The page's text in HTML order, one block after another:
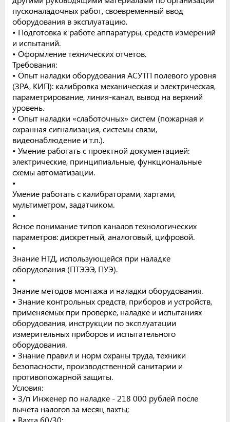
пусконаладочных работ, своевременный ввод
оборудования в эксплуатацию.
• Подготовка к работе аппаратуры, средств измерений
и испытаний.
• Оформление технических отчетов.
Требования:
• Опыт наладки оборудования АСУТП полевого уровня
(ЗРА, КИП): калибровка механическая и электрическая,
параметрирование, линия-канал, вывод на верхний
уровень.
• Опыт наладки «слаботочных» систем (пожарная и
охранная сигнализация, системы связи,
видеонаблюдение и т.п.).
• Умение работать с проектной документацией:
электрические, принципиальные, функциональные
схемы автоматизации.
•
Умение работать с калибраторами, хартами,
мультиметром, задатчиком.
•
Ясное понимание типов каналов технологических
параметров: дискретный, аналоговый, цифровой.
•
Знание НТД, использующейся при наладке
оборудования (ПТЭЭЭ, ПУЭ).
•
Знание методов монтажа и наладки оборудования.
• Знание контрольных средств, приборов и устройств,
применяемых при проверке, наладке и испытаниях
оборудования, инструкции по эксплуатации
измерительных приборов и испытательного
оборудования.
• Знание правил и норм охраны труда, техники
безопасности, производственной санитарии и
противопожарной защиты.
Условия:
• З/п Инженер по наладке - 218 000 рублей после
вычета налогов за месяц вахты;
• Вахта 60/30;